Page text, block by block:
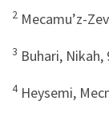
2 Mecamu’z-
3 Buhari, Nikah,
4Heysemi,